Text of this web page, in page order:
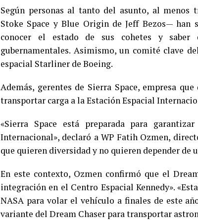
Según personas al tanto del asunto, al menos
Stoke Space y Blue Origin de Jeff Bezos— han
conocer el estado de sus cohetes y saber
gubernamentales. Asimismo, un comité clave
espacial Starliner de Boeing.
Además, gerentes de Sierra Space, empresa
transportar carga a la Estación Espacial
«Sierra Space está preparada para
Internacional», declaró a WP Fatih Ozmen,
que quieren diversidad y no quieren depender de
En este contexto, Ozmen confirmó que el
integración en el Centro Espacial Kennedy».
NASA para volar el vehículo a finales de este
variante del Dream Chaser para transportar